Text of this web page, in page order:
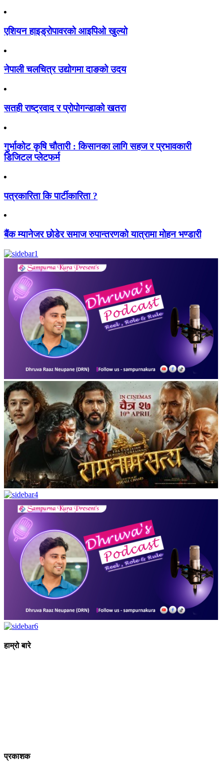
एशियन हाइड्रोपावरको आइपिओ खुल्यो
नेपाली चलचित्र उद्योगमा दाङको उदय
सतही राष्ट्रवाद र प्रोपोगन्डाको खतरा
गुर्भाकोट कृषि चौतारी : किसानका लागि सहज र प्रभावकारी
डिजिटल प्लेटफर्म
पत्रकारिता कि पार्टीकारिता ?
बैंक म्यानेजर छोडेर समाज रुपान्तरणको यात्रामा मोहन भण्डारी
हाम्रो बारे
प्रकाशक